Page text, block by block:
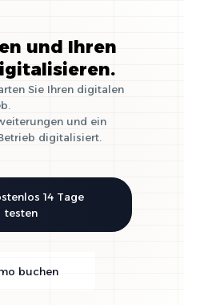
und Ihren
Sie Ihren digitalen
und ein
digitalisiert.
14 Tage
testen
buchen